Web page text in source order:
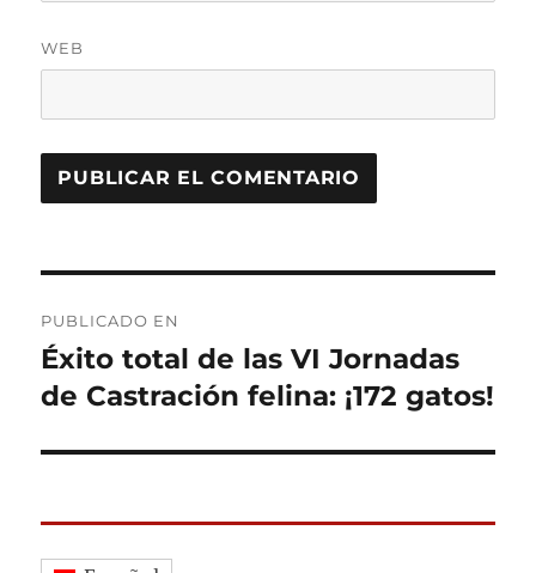
WEB
de
entradas
PUBLICADO EN
Éxito total de las VI Jornadas
de Castración felina: ¡172 gatos!